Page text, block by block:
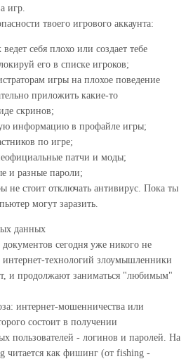
игр.
твоего игрового аккаунта:
себя плохо или создает тебе
его в списке игроков;
игры на плохое поведение
приложить какие-то
скринов;
информацию в профайле игры;
по игре;
патчи и моды;
и разные пароли;
не стоит отключать антивирус. Пока ты
могут заразить.
данных
сегодня уже никого не
технологий злоумышленники
и продолжают заниматься "любимым"
интернет-мошенничества или
состоит в получении
пользователей - логинов и паролей. На
читается как фишинг (от fishing -